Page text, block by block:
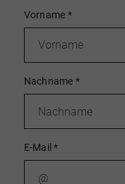
Vorname *
Nachname *
E-Mail*